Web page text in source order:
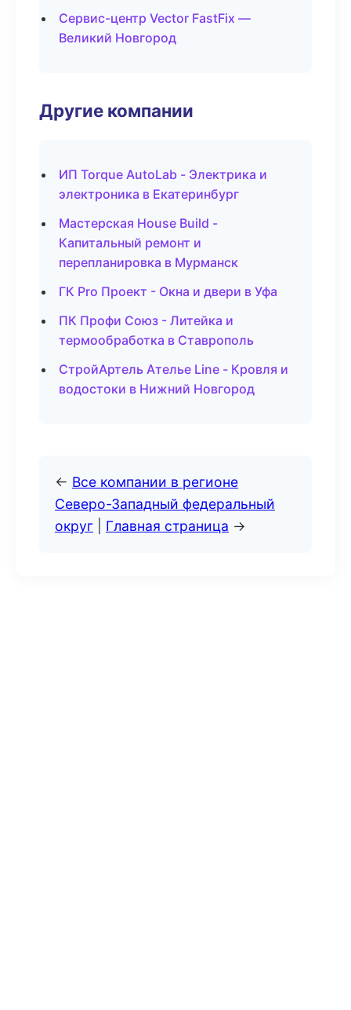
Сервис-центр Vector FastFix —
Великий Новгород
Другие компании
ИП Torque AutoLab - Электрика и
электроника в Екатеринбург
Мастерская House Build -
Капитальный ремонт и
перепланировка в Мурманск
ГК Pro Проект - Окна и двери в Уфа
ПК Профи Союз - Литейка и
термообработка в Ставрополь
СтройАртель Ателье Line - Кровля и
водостоки в Нижний Новгород
← Все компании в регионе
Северо-Западный федеральный
округ
Главная страница →